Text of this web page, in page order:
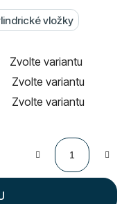
vložky
Zvolte variantu
Zvolte variantu
Zvolte variantu